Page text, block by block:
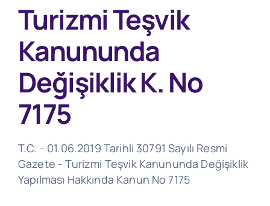
Turizmi Teşvik
Kanununda
Değişiklik K. No
7175
T.C. - 01.06.2019 Tarihli 30791 Sayılı Resmi
Gazete - Turizmi Teşvik Kanununda Değişiklik
Yapılması Hakkında Kanun No 7175